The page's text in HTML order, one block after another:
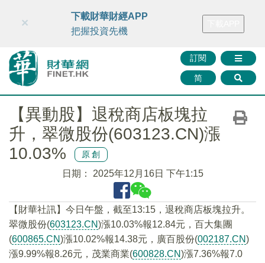
財華智庫網 FINTV FINMETA 財華證券 媒體矩陣
訂閱
简
×
下載財華財經APP
把握投資先機
【異動股】退稅商店板塊拉
升，翠微股份(603123.CN)漲
10.03%
原創
日期： 2025年12月16日 下午1:15
【財華社訊】今日午盤，截至13:15，退稅商店板塊拉升。
翠微股份(603123.CN)漲10.03%報12.84元，百大集團
(600865.CN)漲10.02%報14.38元，廣百股份(002187.CN)
漲9.99%報8.26元，茂業商業(600828.CN)漲7.36%報7.0